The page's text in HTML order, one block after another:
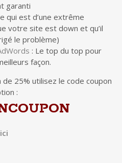
garanti
qui est d’une extrême
votre site est down et qu’il
le problème)
: Le top du top pour
façon.
25% utilisez le code coupon
: